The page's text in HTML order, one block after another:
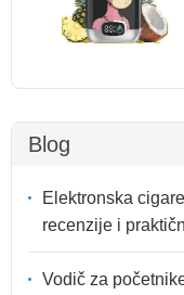
Blog
Elektronska
recenzije i
Vodič za